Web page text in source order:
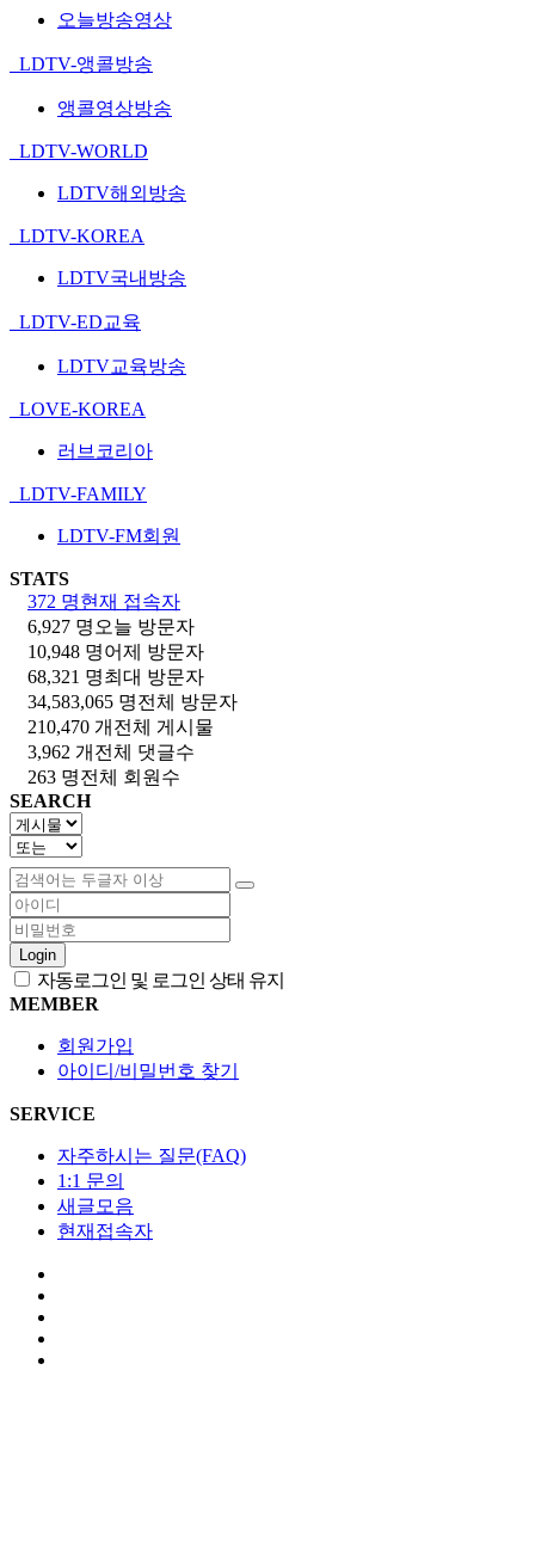
오늘방송영상
LDTV-앵콜방송
앵콜영상방송
LDTV-WORLD
LDTV해외방송
LDTV-KOREA
LDTV국내방송
LDTV-ED교육
LDTV교육방송
LOVE-KOREA
러브코리아
LDTV-FAMILY
LDTV-FM회원
STATS
372 명현재 접속자
6,927 명 오늘 방문자
10,948 명어제 방문자
68,321 명최대 방문자
34,583,065 명전체 방문자
210,470 개 전체 게시물
3,962 개 전체 댓글수
263 명전체 회원수
SEARCH
Login
자동로그인 및 로그인 상태 유지
MEMBER
회원가입
아이디/비밀번호 찾기
SERVICE
자주하시는 질문(FAQ)
1:1 문의
새글모음
현재접속자